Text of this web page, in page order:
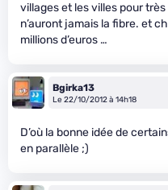
villages et les villes pour
n’auront jamais la fibre. et
millions d’euros …
Bgirka13
Le 22/10/2012 à 14h18
D’où la bonne idée de
en parallèle ;)